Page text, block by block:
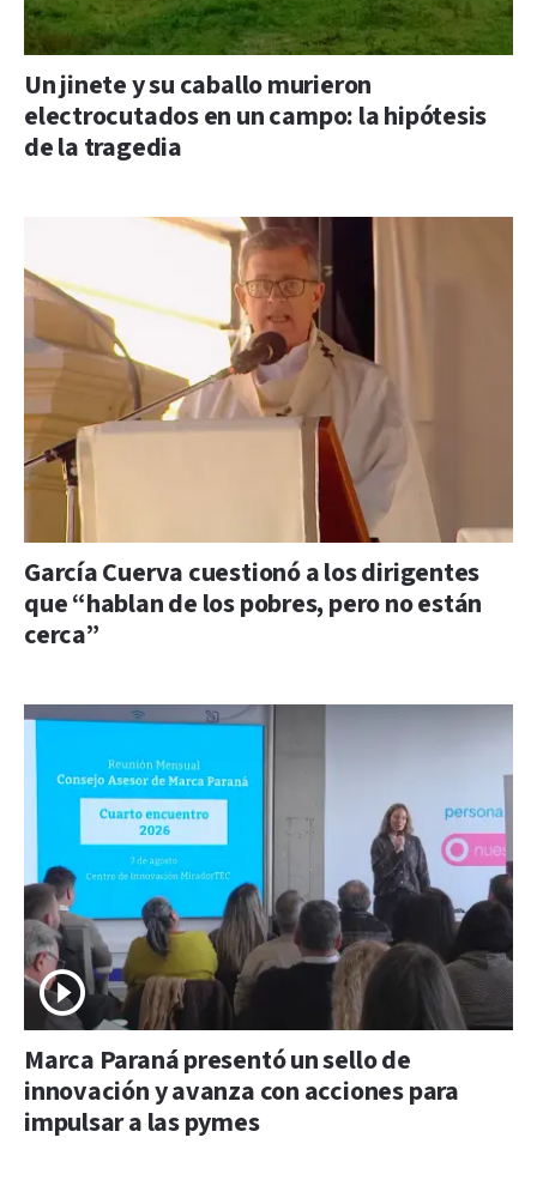
Un jinete y su caballo murieron
electrocutados en un campo: la hipótesis
de la tragedia
García Cuerva cuestionó a los dirigentes
que “hablan de los pobres, pero no están
cerca”
Marca Paraná presentó un sello de
innovación y avanza con acciones para
impulsar a las pymes